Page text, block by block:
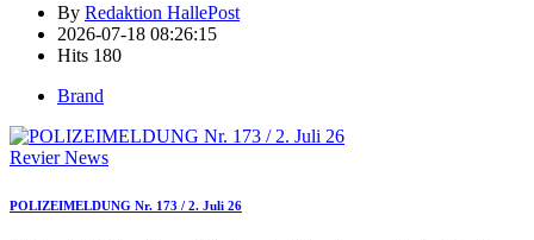
By Redaktion HallePost
2026-07-18 08:26:15
Hits 180
Brand
Revier News
POLIZEIMELDUNG Nr. 173 / 2. Juli 26